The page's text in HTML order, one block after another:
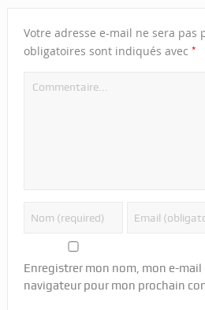
Votre adresse e-mail ne sera pas
obligatoires sont indiqués avec *
Enregistrer mon nom, mon e-
navigateur pour mon prochain